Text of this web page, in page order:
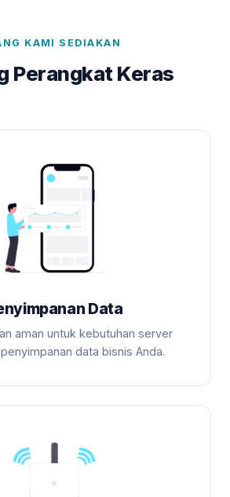
KAMI SEDIAKAN
Perangkat Keras
Data
aman untuk kebutuhan server
data bisnis Anda.